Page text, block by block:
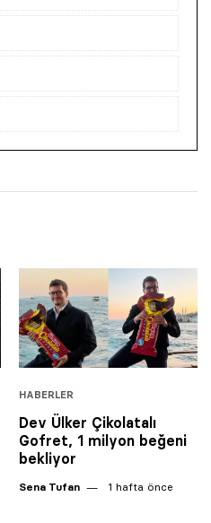
HABERLER
Dev Ülker Çikolatalı
Gofret, 1 milyon beğeni
bekliyor
Sena Tufan 1 hafta önce